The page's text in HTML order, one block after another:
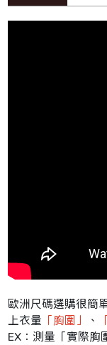
歐洲尺碼選購很簡
上衣量 「胸圍」 、
EX：測量「實際胸